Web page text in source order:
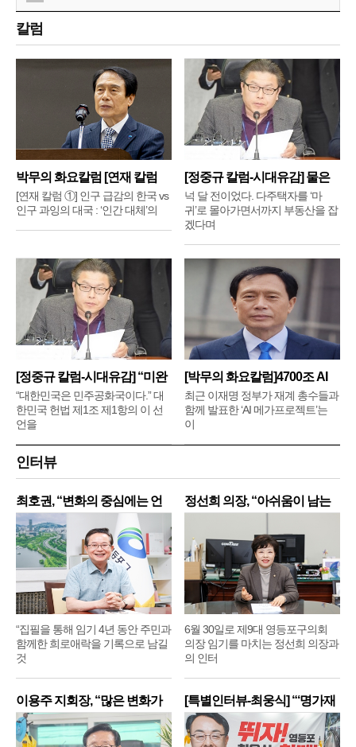
칼럼
박무의 화요칼럼 [연재 칼럼
①]
[연재 칼럼 ①] 인구 급감의 한국 vs
인구 과잉의 대국 : ‘인간 대체’의
[정중규 칼럼-시대유감] 물은
배
넉 달 전이었다. 다주택자를 ‘마
귀’로 몰아가면서까지 부동산을 잡
겠다며
[정중규 칼럼-시대유감] “미완
“대한민국은 민주공화국이다.” 대
한민국 헌법 제1조 제1항의 이 선
언을
[박무의 화요칼럼]4700조 AI
메
최근 이재명 정부가 재계 총수들과
함께 발표한 ‘AI 메가프로젝트’는
이
인터뷰
최호권, “변화의 중심에는 언
제
“집필을 통해 임기 4년 동안 주민과
함께한 희로애락을 기록으로 남길
것
정선희 의장, “아쉬움이 남는
6월 30일로 제9대 영등포구의회
의장 임기를 마치는 정선희 의장과
의 인터
이용주 지회장, “많은 변화가 [특별인터뷰-최웅식] “‘명가재